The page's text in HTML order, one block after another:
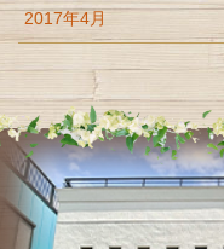
2017年4月